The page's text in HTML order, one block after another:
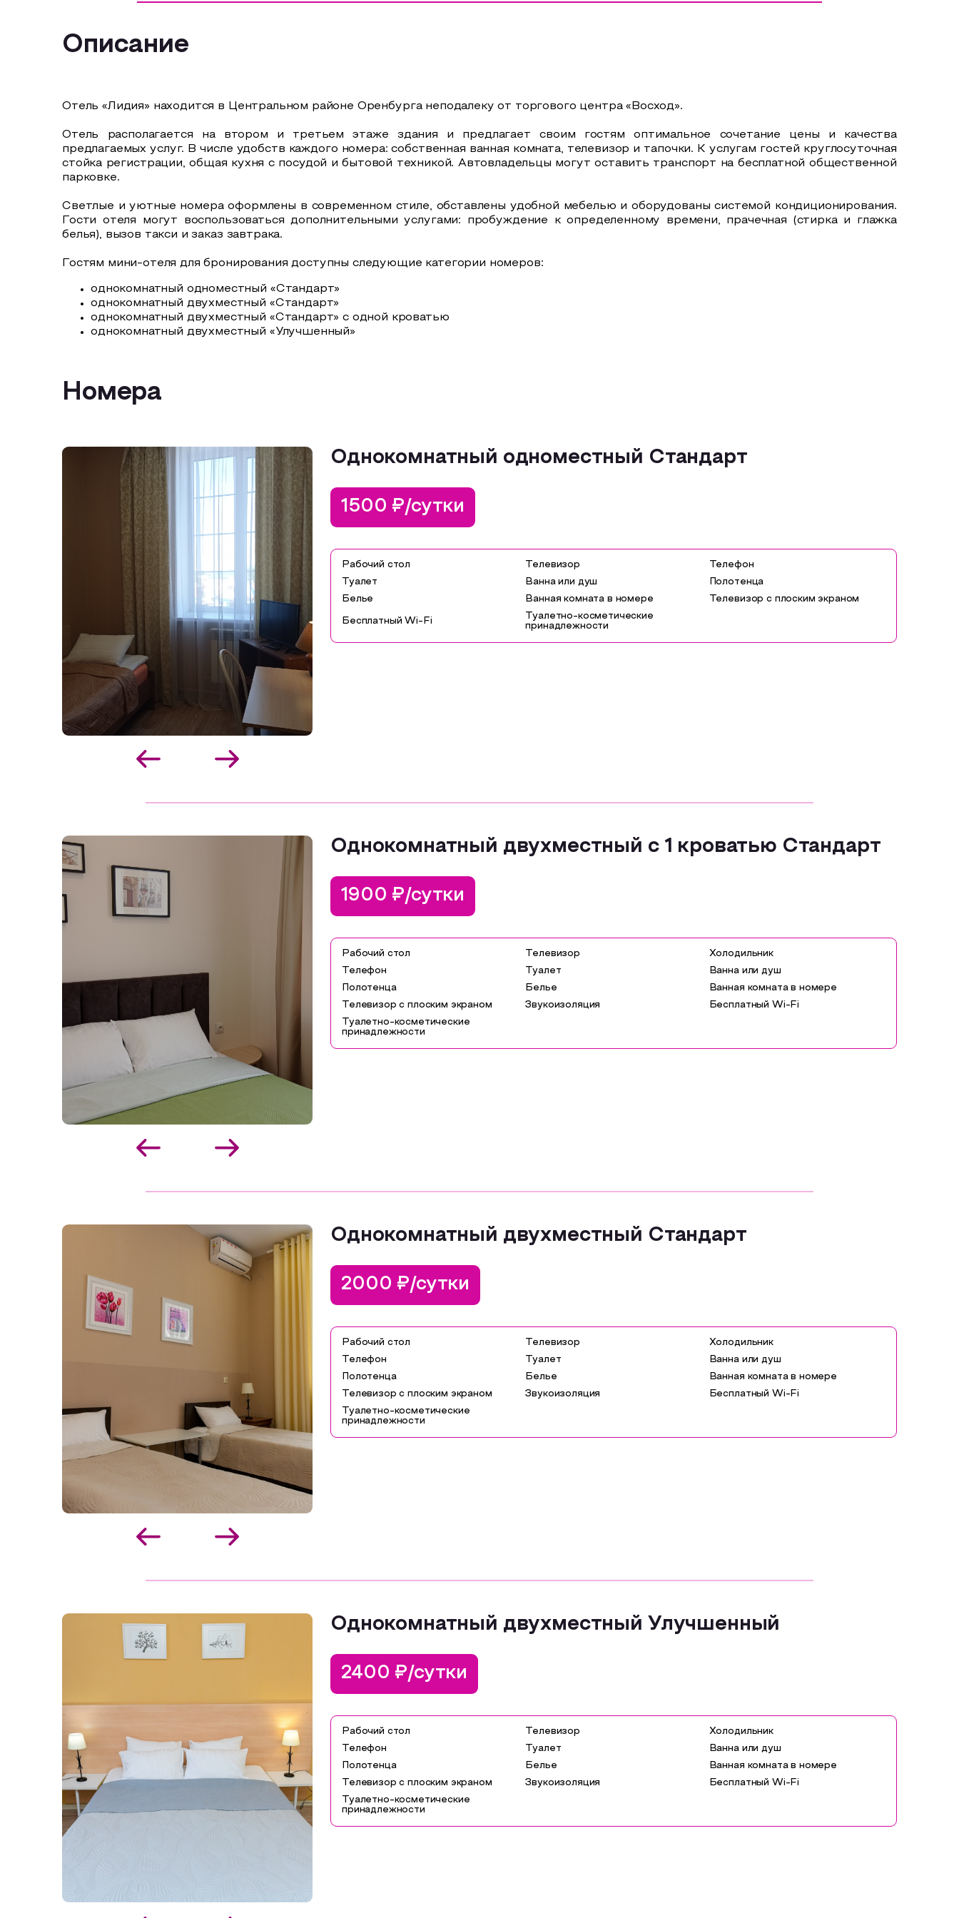
Описание
Отель «Лидия» находится в Центральном районе Оренбурга неподалеку от торгового центра «Восход».
Отель располагается на втором и третьем этаже здания и предлагает своим гостям оптимальное сочетание цены и качества
предлагаемых услуг. В числе удобств каждого номера: собственная ванная комната, телевизор и тапочки. К услугам гостей круглосуточная
стойка регистрации, общая кухня с посудой и бытовой техникой. Автовладельцы могут оставить транспорт на бесплатной общественной
парковке.
Светлые и уютные номера оформлены в современном стиле, обставлены удобной мебелью и оборудованы системой кондиционирования.
Гости отеля могут воспользоваться дополнительными услугами: пробуждение к определенному времени, прачечная (стирка и глажка
белья), вызов такси и заказ завтрака.
Гостям мини-отеля для бронирования доступны следующие категории номеров:
однокомнатный одноместный «Стандарт»
однокомнатный двухместный «Стандарт»
однокомнатный двухместный «Стандарт» с одной кроватью
однокомнатный двухместный «Улучшенный»
Номера
Однокомнатный одноместный Стандарт
1500 ₽/сутки
Рабочий стол Телевизор
Телефон
Туалет
Ванна или душ
Полотенца
Белье
Ванная комната в номере Телевизор с плоским экраном
Бесплатный Wi-Fi
Туалетно-косметические
принадлежности
Однокомнатный двухместный c 1 кроватью Стандарт
1900 ₽/сутки
Рабочий стол Телевизор
Холодильник
Телефон
Туалет
Ванна или душ
Полотенца
Белье
Ванная комната в номере
Телевизор с плоским экраном
Звукоизоляция
Бесплатный Wi-Fi
Туалетно-косметические
принадлежности
Однокомнатный двухместный Стандарт
2000 ₽/сутки
Рабочий стол Телевизор
Холодильник
Телефон
Туалет
Ванна или душ
Полотенца
Белье
Ванная комната в номере
Телевизор с плоским экраном
Звукоизоляция
Бесплатный Wi-Fi
Туалетно-косметические
принадлежности
Однокомнатный двухместный Улучшенный
2400 ₽/сутки
Рабочий стол Телевизор
Холодильник
Телефон
Туалет
Ванна или душ
Полотенца
Белье
Ванная комната в номере
Телевизор с плоским экраном
Звукоизоляция
Бесплатный Wi-Fi
Туалетно-косметические
принадлежности